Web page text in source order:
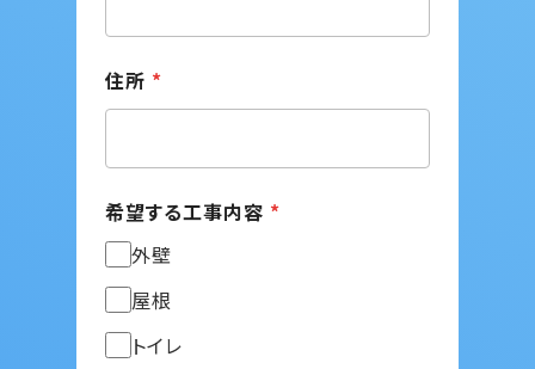
住所 *
希望する工事内容 *
外壁
屋根
トイレ